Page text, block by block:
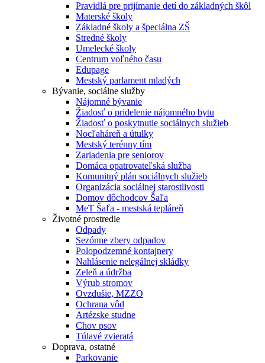
Pravidlá pre prijímanie detí do základných škôl
Materské školy
Základné školy a špeciálna ZŠ
Stredné školy
Umelecké školy
Centrum voľného času
Edupage
Mestský parlament mladých
Bývanie, sociálne služby
Nájomné bývanie
Žiadosť o pridelenie nájomného bytu
Žiadosť o poskytnutie sociálnych služieb
Nocľaháreň a útulky
Mestský terénny tím
Zariadenia pre seniorov
Domáca opatrovateľská služba
Komunitný plán sociálnych služieb
Organizácia sociálnej starostlivosti
Domov dôchodcov Šaľa
MeT Šaľa - mestská tepláreň
Životné prostredie
Odpady
Sezónne zbery odpadov
Polopodzemné kontajnery
Nahlásenie nelegálnej skládky
Zeleň a údržba
Výrub stromov
Ovzdušie, MZZO
Ochrana vôd
Artézske studne
Chov psov
Túlavé zvieratá
Doprava, ostatné
Parkovanie